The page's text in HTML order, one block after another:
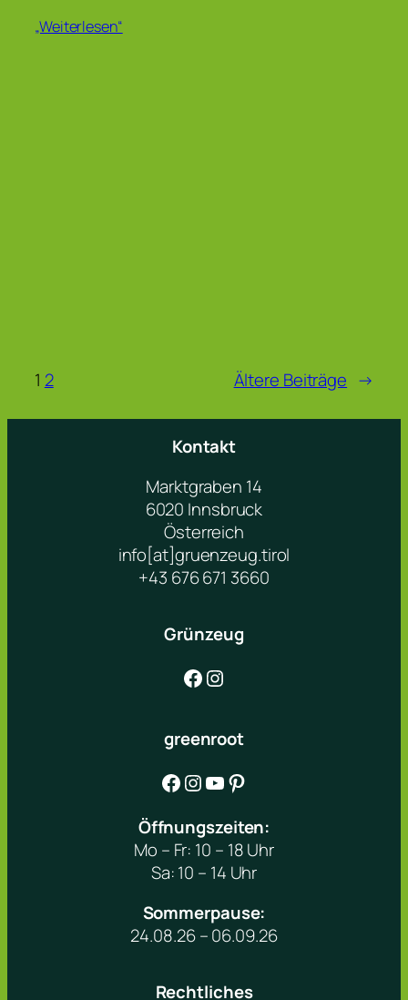
„Weiterlesen“
1 2 Ältere Beiträge →
Kontakt
Marktgraben 14
6020 Innsbruck
Österreich
info[at]gruenzeug.tirol
+43 676 671 3660
Grünzeug
Facebook Instagram
greenroot
Facebook Instagram YouTube Pinterest
Öffnungszeiten:
Mo – Fr: 10 – 18 Uhr
Sa: 10 – 14 Uhr
Sommerpause:
24.08.26 – 06.09.26
Rechtliches